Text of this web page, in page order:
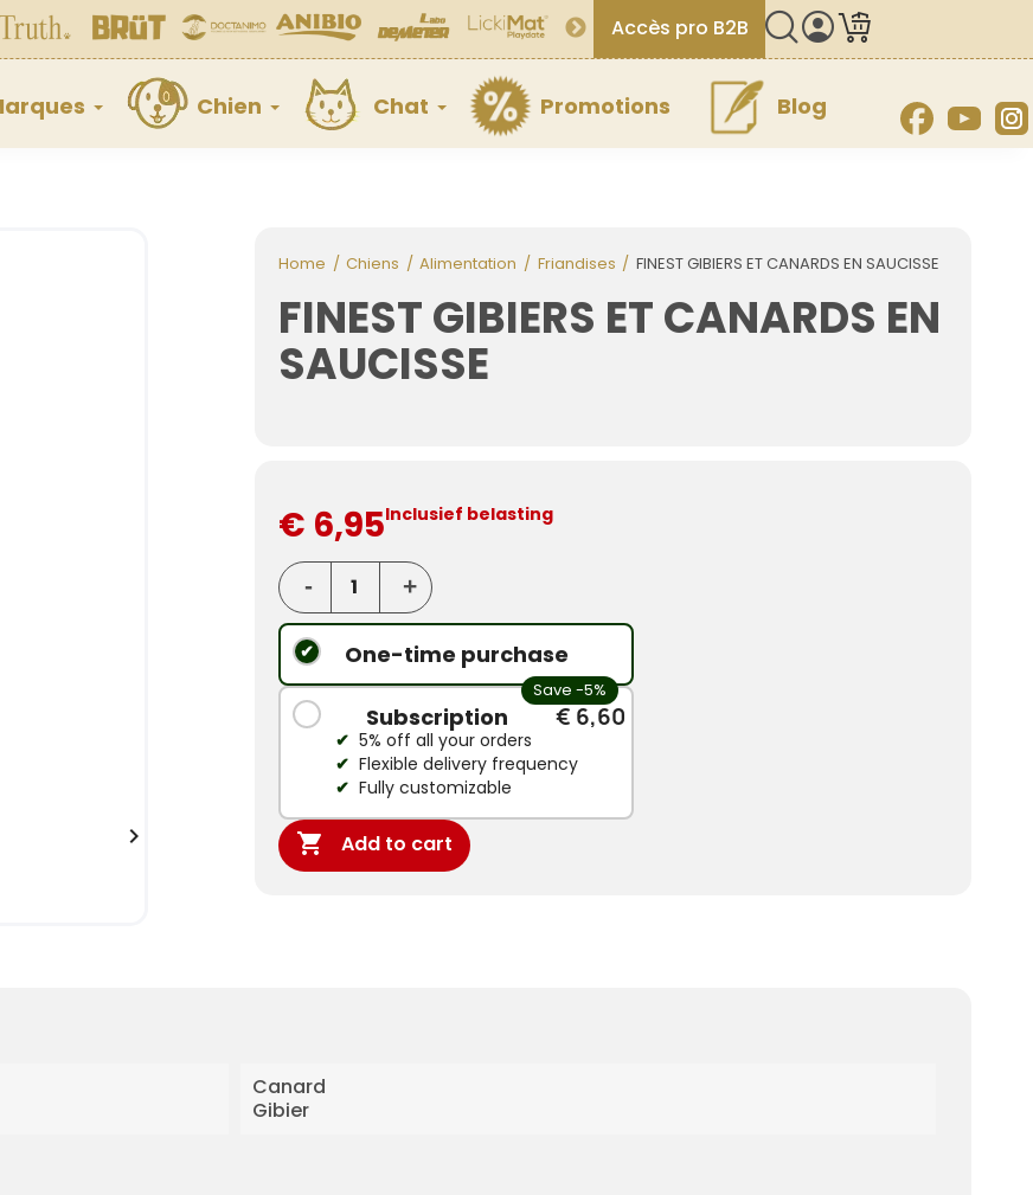
Accès pro B2B
Chien Chat Promotions Blog Facebook

Home Chiens Alimentation Friandises FINEST GIBIERS ET CANARDS EN SAUCISSE
FINEST GIBIERS ET CANARDS EN
SAUCISSE
€ 6,95Inclusief belasting
One-time purchase
Save -5%
Subscription € 6,60
5% off all your orders
Flexible delivery frequency
Fully customizable
 Add to cart
Canard
Gibier